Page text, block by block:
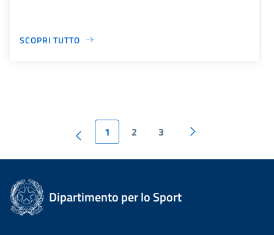
SCOPRI TUTTO
1 2 3
Dipartimento per lo Sport